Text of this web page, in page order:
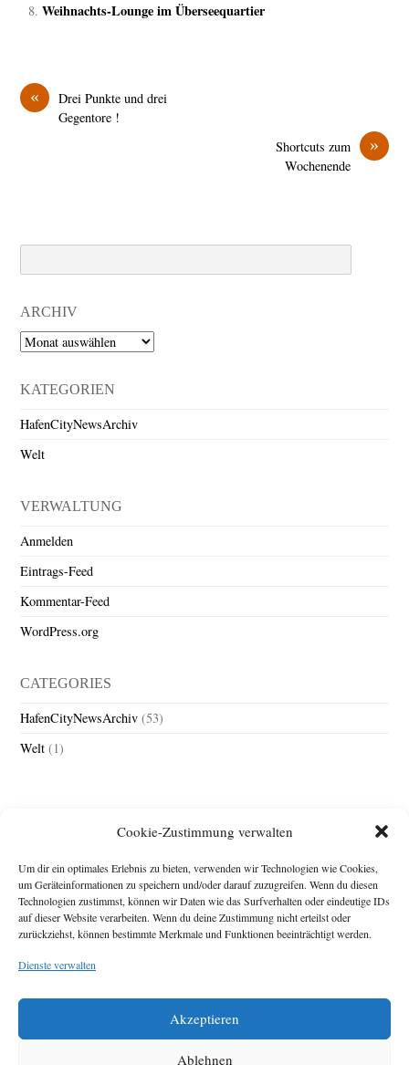
Cookie-Zustimmung verwalten
Um dir ein optimales Erlebnis zu bieten, verwenden wir Technologien wie Cookies,
um Geräteinformationen zu speichern und/oder darauf zuzugreifen. Wenn du diesen
Technologien zustimmst, können wir Daten wie das Surfverhalten oder eindeutige IDs
auf dieser Website verarbeiten. Wenn du deine Zustimmung nicht erteilst oder
zurückziehst, können bestimmte Merkmale und Funktionen beeinträchtigt werden.
Dienste verwalten
Akzeptieren
Ablehnen
Weihnachts-Lounge im Überseequartier
«
Drei Punkte und drei
Gegentore !
»
Shortcuts zum
Wochenende
ARCHIV
Archiv
KATEGORIEN
HafenCityNewsArchiv
Welt
VERWALTUNG
Anmelden
Eintrags-Feed
Kommentar-Feed
WordPress.org
CATEGORIES
HafenCityNewsArchiv (53)
Welt (1)
Impressum
Michael Baden,
Diese Webseite stellt
zehn Jahre der